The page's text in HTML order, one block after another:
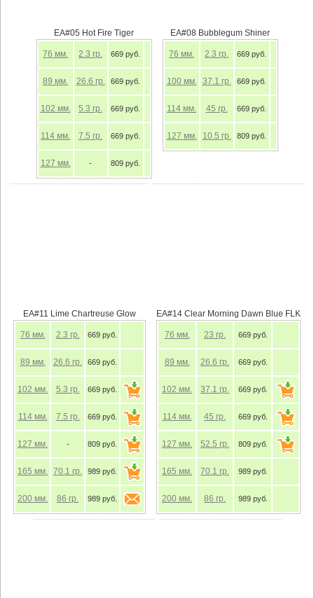
EA#05 Hot Fire Tiger
76 мм. 2.3 гр. 669 руб.
89 мм. 26.6 гр. 669 руб.
102 мм. 5.3 гр. 669 руб.
114 мм. 7.5 гр. 669 руб.
127 мм. - 809 руб.
EA#08 Bubblegum Shiner
76 мм. 2.3 гр. 669 руб.
100 мм. 37.1 гр. 669 руб.
114 мм. 45 гр. 669 руб.
127 мм. 10.5 гр. 809 руб.
EA#11 Lime Chartreuse Glow
76 мм. 2.3 гр. 669 руб.
89 мм. 26.6 гр. 669 руб.
102 мм. 5.3 гр. 669 руб.
114 мм. 7.5 гр. 669 руб.
127 мм. - 809 руб.
165 мм. 70.1 гр. 989 руб.
200 мм. 86 гр. 989 руб.
EA#14 Clear Morning Dawn Blue FLK
76 мм. 23 гр. 669 руб.
89 мм. 26.6 гр. 669 руб.
102 мм. 37.1 гр. 669 руб.
114 мм. 45 гр. 669 руб.
127 мм. 52.5 гр. 809 руб.
165 мм. 70.1 гр. 989 руб.
200 мм. 86 гр. 989 руб.